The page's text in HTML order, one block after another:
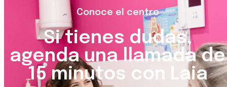
Conoce el centro
Si tienes dudas,
agenda una llamada de
15 minutos con Laia